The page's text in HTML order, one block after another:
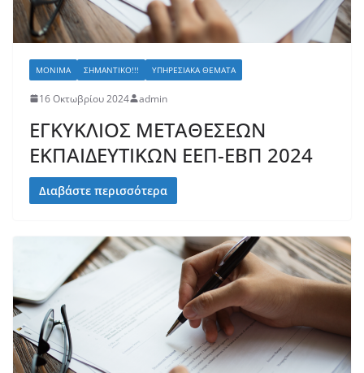
ΜΌΝΙΜΑ ΣΗΜΑΝΤΙΚΌ!!! ΥΠΗΡΕΣΙΑΚΆ ΘΈΜΑΤΑ
16 Οκτωβρίου 2024 admin
ΕΓΚΥΚΛΙΟΣ ΜΕΤΑΘΕΣΕΩΝ
ΕΚΠΑΙΔΕΥΤΙΚΩΝ ΕΕΠ-ΕΒΠ 2024
Διαβάστε περισσότερα